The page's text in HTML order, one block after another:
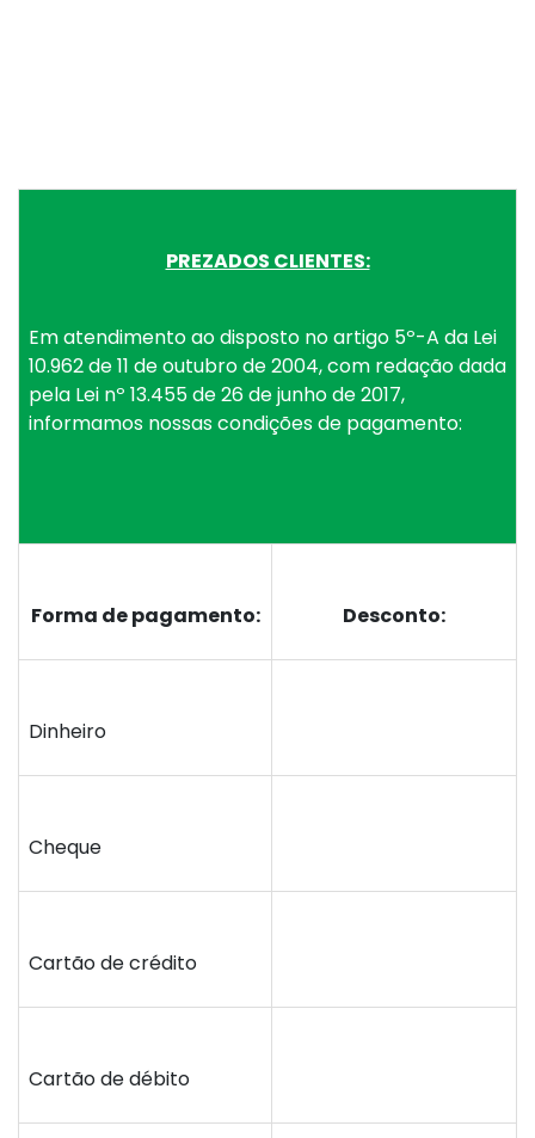
PREZADOS CLIENTES:
Em atendimento ao disposto no artigo 5º-A da Lei
10.962 de 11 de outubro de 2004, com redação dada
pela Lei nº 13.455 de 26 de junho de 2017,
informamos nossas condições de pagamento:
Forma de pagamento: Desconto:
Dinheiro
Cheque
Cartão de crédito
Cartão de débito